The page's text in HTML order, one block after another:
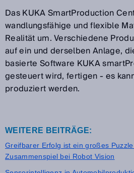
Das KUKA SmartProduction
wandlungsfähige und flexible
Realität um. Verschiedene
auf ein und derselben Anlage,
basierte Software KUKA
gesteuert wird, fertigen - es
produziert werden.
WEITERE BEITRÄGE:
Greifbarer Erfolg ist ein großes
Zusammenspiel bei Robot Vision